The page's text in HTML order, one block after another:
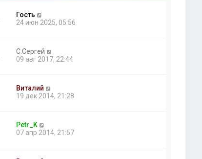
Гость
24 июн 2025, 05:56
С.Сергей
09 авг 2017, 22:44
Виталий
19 дек 2014, 21:28
Petr_K
07 апр 2014, 21:57